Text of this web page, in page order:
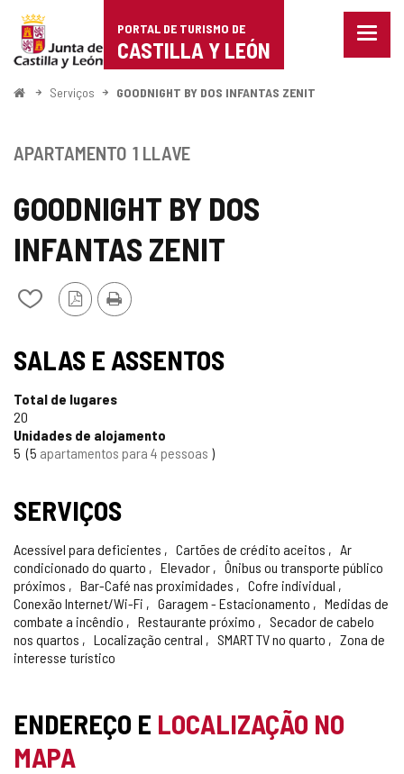
Portal
de
Turismo
Castilla
León
PORTAL DE TURISMO DE
CASTILLA Y LEÓN
Menu
ComeçoServiços GOODNIGHT BY DOS INFANTAS ZENIT
GOODNIGHT BY DOS
INFANTAS ZENIT
Adicionar
de
meus
Versão
PDF
Imprimir
APARTAMENTO 1 LLAVE
SALAS E ASSENTOS
Total de lugares
20
Unidades de alojamento
5 5 apartamentos para 4 pessoas
SERVIÇOS
Acessível para deficientes Cartões de crédito aceitos
Ar
condicionado do quarto
Elevador
Ônibus ou transporte público
próximos
Bar-Café nas proximidades
Cofre individual
Conexão Internet/Wi-Fi
Garagem - Estacionamento
Medidas de
combate a incêndio
Restaurante próximo
Secador de cabelo
nos quartos
Localização central SMART TV no quarto
Zona de
interesse turístico
ENDEREÇO E LOCALIZAÇÃO NO
MAPA